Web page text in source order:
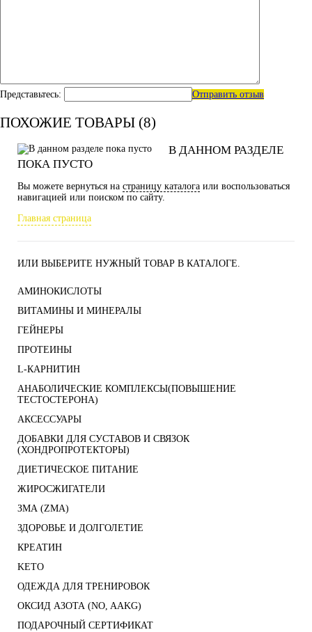
Представьтесь: Отправить отзыв
ПОХОЖИЕ ТОВАРЫ (8)
В ДАННОМ РАЗДЕЛЕ
ПОКА ПУСТО
Вы можете вернуться на страницу каталога или воспользоваться
навигацией или поиском по сайту.
Главная страница
ИЛИ ВЫБЕРИТЕ НУЖНЫЙ ТОВАР В КАТАЛОГЕ.
АМИНОКИСЛОТЫ
ВИТАМИНЫ И МИНЕРАЛЫ
ГЕЙНЕРЫ
ПРОТЕИНЫ
L-КАРНИТИН
АНАБОЛИЧЕСКИЕ КОМПЛЕКСЫ(ПОВЫШЕНИЕ
ТЕСТОСТЕРОНА)
АКСЕССУАРЫ
ДОБАВКИ ДЛЯ СУСТАВОВ И СВЯЗОК
(ХОНДРОПРОТЕКТОРЫ)
ДИЕТИЧЕСКОЕ ПИТАНИЕ
ЖИРОСЖИГАТЕЛИ
ЗМА (ZMA)
ЗДОРОВЬЕ И ДОЛГОЛЕТИЕ
КРЕАТИН
KETO
ОДЕЖДА ДЛЯ ТРЕНИРОВОК
ОКСИД АЗОТА (NO, AAKG)
ПОДАРОЧНЫЙ СЕРТИФИКАТ